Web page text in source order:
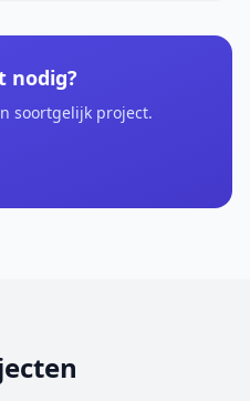
nodig?
soortgelijk project.